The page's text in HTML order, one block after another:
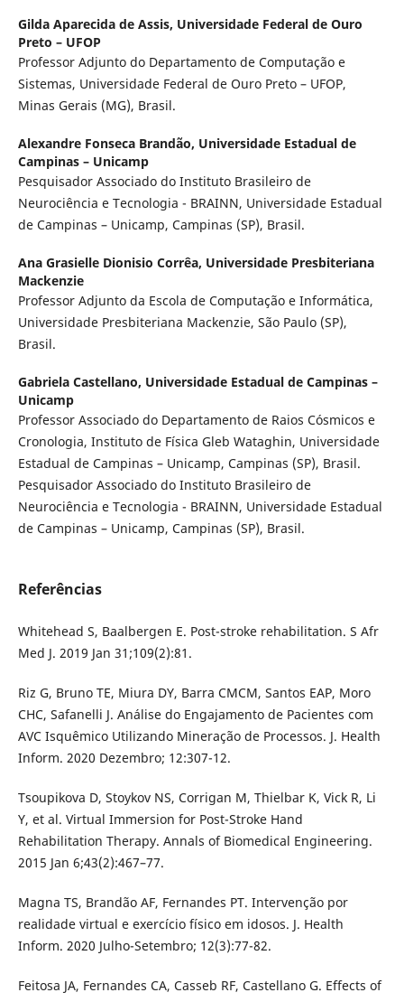
Gilda Aparecida de Assis, Universidade Federal de Ouro
Preto – UFOP
Professor Adjunto do Departamento de Computação e
Sistemas, Universidade Federal de Ouro Preto – UFOP,
Minas Gerais (MG), Brasil.
Alexandre Fonseca Brandão, Universidade Estadual de
Campinas – Unicamp
Pesquisador Associado do Instituto Brasileiro de
Neurociência e Tecnologia - BRAINN, Universidade Estadual
de Campinas – Unicamp, Campinas (SP), Brasil.
Ana Grasielle Dionisio Corrêa, Universidade Presbiteriana
Mackenzie
Professor Adjunto da Escola de Computação e Informática,
Universidade Presbiteriana Mackenzie, São Paulo (SP),
Brasil.
Gabriela Castellano, Universidade Estadual de Campinas –
Unicamp
Professor Associado do Departamento de Raios Cósmicos e
Cronologia, Instituto de Física Gleb Wataghin, Universidade
Estadual de Campinas – Unicamp, Campinas (SP), Brasil.
Pesquisador Associado do Instituto Brasileiro de
Neurociência e Tecnologia - BRAINN, Universidade Estadual
de Campinas – Unicamp, Campinas (SP), Brasil.
Referências
Whitehead S, Baalbergen E. Post-stroke rehabilitation. S Afr
Med J. 2019 Jan 31;109(2):81.
Riz G, Bruno TE, Miura DY, Barra CMCM, Santos EAP, Moro
CHC, Safanelli J. Análise do Engajamento de Pacientes com
AVC Isquêmico Utilizando Mineração de Processos. J. Health
Inform. 2020 Dezembro; 12:307-12.
Tsoupikova D, Stoykov NS, Corrigan M, Thielbar K, Vick R, Li
Y, et al. Virtual Immersion for Post-Stroke Hand
Rehabilitation Therapy. Annals of Biomedical Engineering.
2015 Jan 6;43(2):467–77.
Magna TS, Brandão AF, Fernandes PT. Intervenção por
realidade virtual e exercício físico em idosos. J. Health
Inform. 2020 Julho-Setembro; 12(3):77-82.
Feitosa JA, Fernandes CA, Casseb RF, Castellano G. Effects of